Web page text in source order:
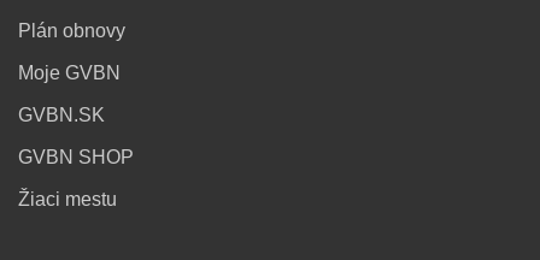
Plán obnovy
Moje GVBN
GVBN.SK
GVBN SHOP
Žiaci mestu